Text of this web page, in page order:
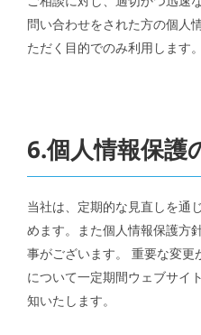
問い合わせをされた方の個人
ただく目的でのみ利用します。
6.個人情報保護
当社は、定期的な見直しを通
めます。また個人情報保護方
事がございます。 重要な変更
について一定期間ウェブサイ
知いたします。